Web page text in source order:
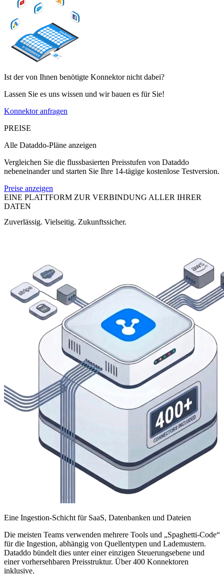
Ist der von Ihnen benötigte Konnektor nicht dabei?
Lassen Sie es uns wissen und wir bauen es für Sie!
Konnektor anfragen
PREISE
Alle Dataddo-Pläne anzeigen
Vergleichen Sie die flussbasierten Preisstufen von Dataddo
nebeneinander und starten Sie Ihre 14-tägige kostenlose Testversion.
Preise anzeigen
EINE PLATTFORM ZUR VERBINDUNG ALLER IHRER
DATEN
Zuverlässig. Vielseitig. Zukunftssicher.
Eine Ingestion-Schicht für SaaS, Datenbanken und Dateien
Die meisten Teams verwenden mehrere Tools und „Spaghetti-Code“
für die Ingestion, abhängig von Quellentypen und Lademustern.
Dataddo bündelt dies unter einer einzigen Steuerungsebene und
einer vorhersehbaren Preisstruktur. Über 400 Konnektoren
inklusive.